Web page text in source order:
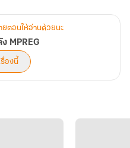
ยตอนให้อ่านด้วยนะ
MPREG
องนี้